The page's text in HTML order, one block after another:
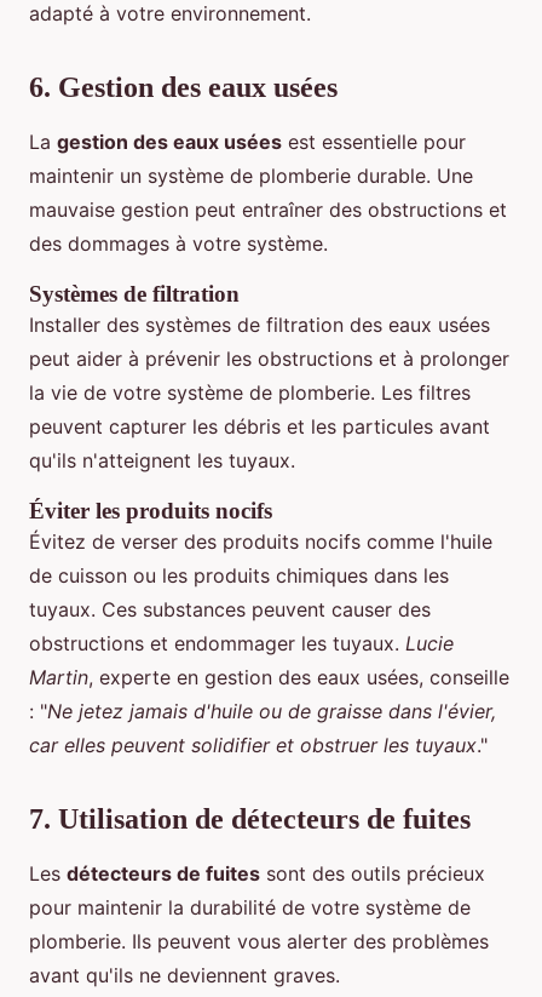
adapté à votre environnement.
6. Gestion des eaux usées
La gestion des eaux usées est essentielle pour
maintenir un système de plomberie durable. Une
mauvaise gestion peut entraîner des obstructions et
des dommages à votre système.
Systèmes de filtration
Installer des systèmes de filtration des eaux usées
peut aider à prévenir les obstructions et à prolonger
la vie de votre système de plomberie. Les filtres
peuvent capturer les débris et les particules avant
qu'ils n'atteignent les tuyaux.
Éviter les produits nocifs
Évitez de verser des produits nocifs comme l'huile
de cuisson ou les produits chimiques dans les
tuyaux. Ces substances peuvent causer des
obstructions et endommager les tuyaux. Lucie
Martin, experte en gestion des eaux usées, conseille
: "Ne jetez jamais d'huile ou de graisse dans l'évier,
car elles peuvent solidifier et obstruer les tuyaux."
7. Utilisation de détecteurs de fuites
Les détecteurs de fuites sont des outils précieux
pour maintenir la durabilité de votre système de
plomberie. Ils peuvent vous alerter des problèmes
avant qu'ils ne deviennent graves.